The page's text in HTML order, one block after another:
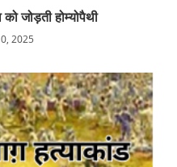
जोड़ती होम्योपैथी
2025